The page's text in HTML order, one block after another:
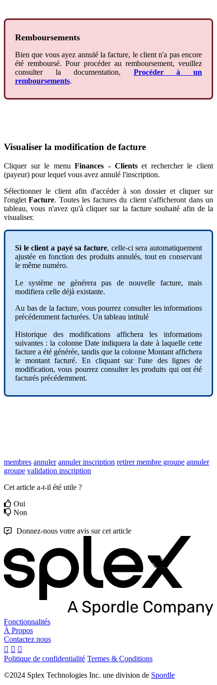
Remboursements
Bien que vous ayez annulé la facture, le client n'a pas encore
été remboursé. Pour procéder au remboursement, veuillez
consulter
la documentation, Procéder à
un
remboursements.
Visualiser la modification de facture
Cliquer sur le menu Finances - Clients et rechercher le client
(payeur) pour lequel vous avez annulé l'inscription.
Sélectionner le client afin d'accéder à son dossier et cliquer sur
l'onglet Facture. Toutes les factures du client s'afficheront dans un
tableau, vous n'avez qu'à cliquer sur la facture souhaité afin de la
visualiser.
Si le client a payé sa facture, celle-ci sera automatiquement
ajustée en fonction des produits annulés, tout en conservant
le même numéro.
Le système ne générera pas de nouvelle facture,
mais
modifiera celle déjà existante.
Au bas de la facture, vous pourrez consulter les informations
précédemment facturées. Un tableau intitulé
Historique des modifications affichera les
informations
suivantes : la colonne Date indiquera la date à laquelle cette
facture a été générée, tandis que la colonne Montant affichera
le montant facturé. En cliquant sur l'une des lignes de
modification, vous pourrez consulter les produits qui ont été
facturés précédemment.
membres annuler annuler inscription retirer membre groupe annuler
groupe validation inscription
Cet article a-t-il été utile ?
Oui
Non
Donnez-nous votre avis sur cet article
Fonctionnalités
À Propos
Contactez nous
Politique de confidentialité Termes & Conditions
©2024 Splex Technologies Inc. une division de Spordle